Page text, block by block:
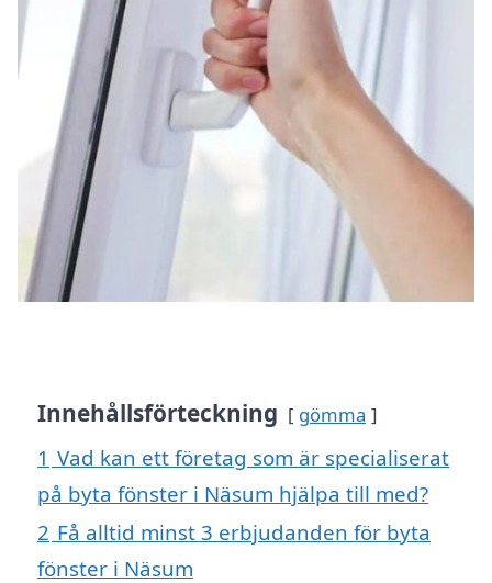
Innehållsförteckning gömma
1 Vad kan ett företag som är specialiserat
på byta fönster i Näsum hjälpa till med?
2 Få alltid minst 3 erbjudanden för byta
fönster i Näsum